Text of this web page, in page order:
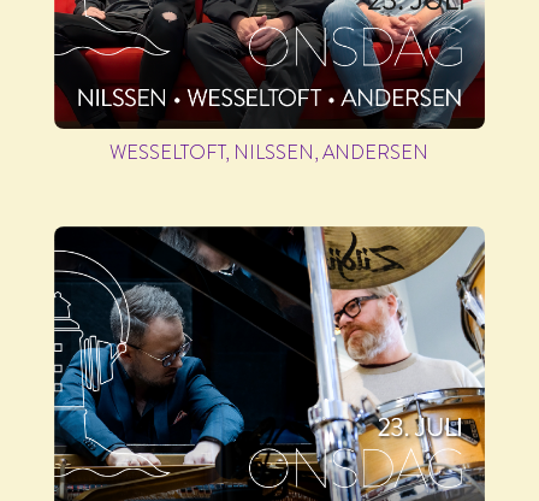
WESSELTOFT, NILSSEN, ANDERSEN